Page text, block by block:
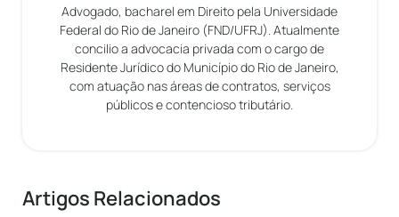
Advogado, bacharel em Direito pela Universidade
Federal do Rio de Janeiro (FND/UFRJ). Atualmente
concilio a advocacia privada com o cargo de
Residente Jurídico do Município do Rio de Janeiro,
com atuação nas áreas de contratos, serviços
públicos e contencioso tributário.
Artigos Relacionados